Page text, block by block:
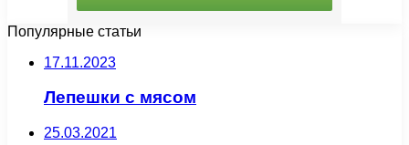
Популярные статьи
17.11.2023
Лепешки с мясом
25.03.2021